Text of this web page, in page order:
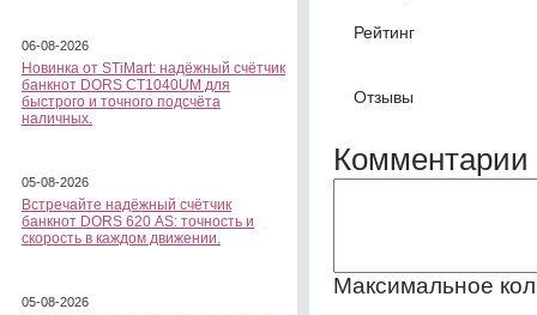
06-08-2026
Новинка от STiMart: надёжный счётчик
банкнот DORS CT1040UM для
быстрого и точного подсчёта
наличных.
05-08-2026
Встречайте надёжный счётчик
банкнот DORS 620 АS: точность и
скорость в каждом движении.
05-08-2026
Рейтинг
Отзывы
Комментарии
Максимальное